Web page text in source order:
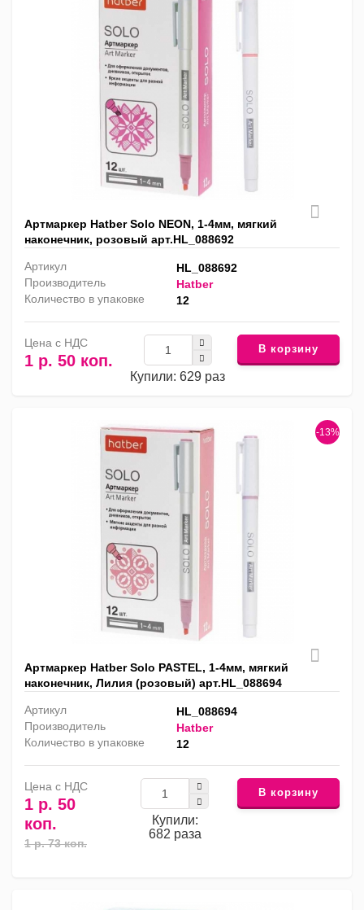
Артмаркер Hatber Solo NEON, 1-4мм, мягкий
наконечник, розовый арт.HL_088692
Артикул
HL_088692
Производитель
Hatber
Количество в упаковке
12
Цена с НДС
1 р. 50 коп.
Купили: 629 раз
В корзину
-13%
Артмаркер Hatber Solo PASTEL, 1-4мм, мягкий
наконечник, Лилия (розовый) арт.HL_088694
Артикул
HL_088694
Производитель
Hatber
Количество в упаковке
12
Цена с НДС
1 р. 50
коп.
1 р. 73 коп.
Купили:
682 раза
В корзину